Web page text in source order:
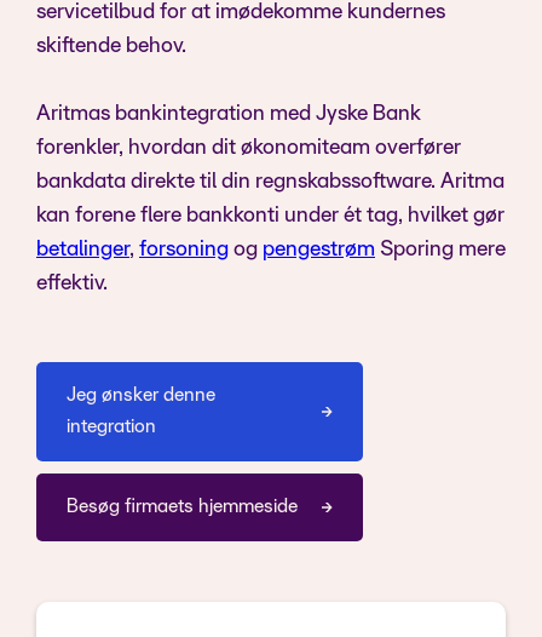
servicetilbud for at imødekomme kundernes
skiftende behov.
Aritmas bankintegration med Jyske Bank
forenkler, hvordan dit økonomiteam overfører
bankdata direkte til din regnskabssoftware. Aritma
kan forene flere bankkonti under ét tag, hvilket gør
betalinger, forsoning og pengestrøm Sporing mere
effektiv.
Jeg ønsker denne
integration
Besøg firmaets hjemmeside